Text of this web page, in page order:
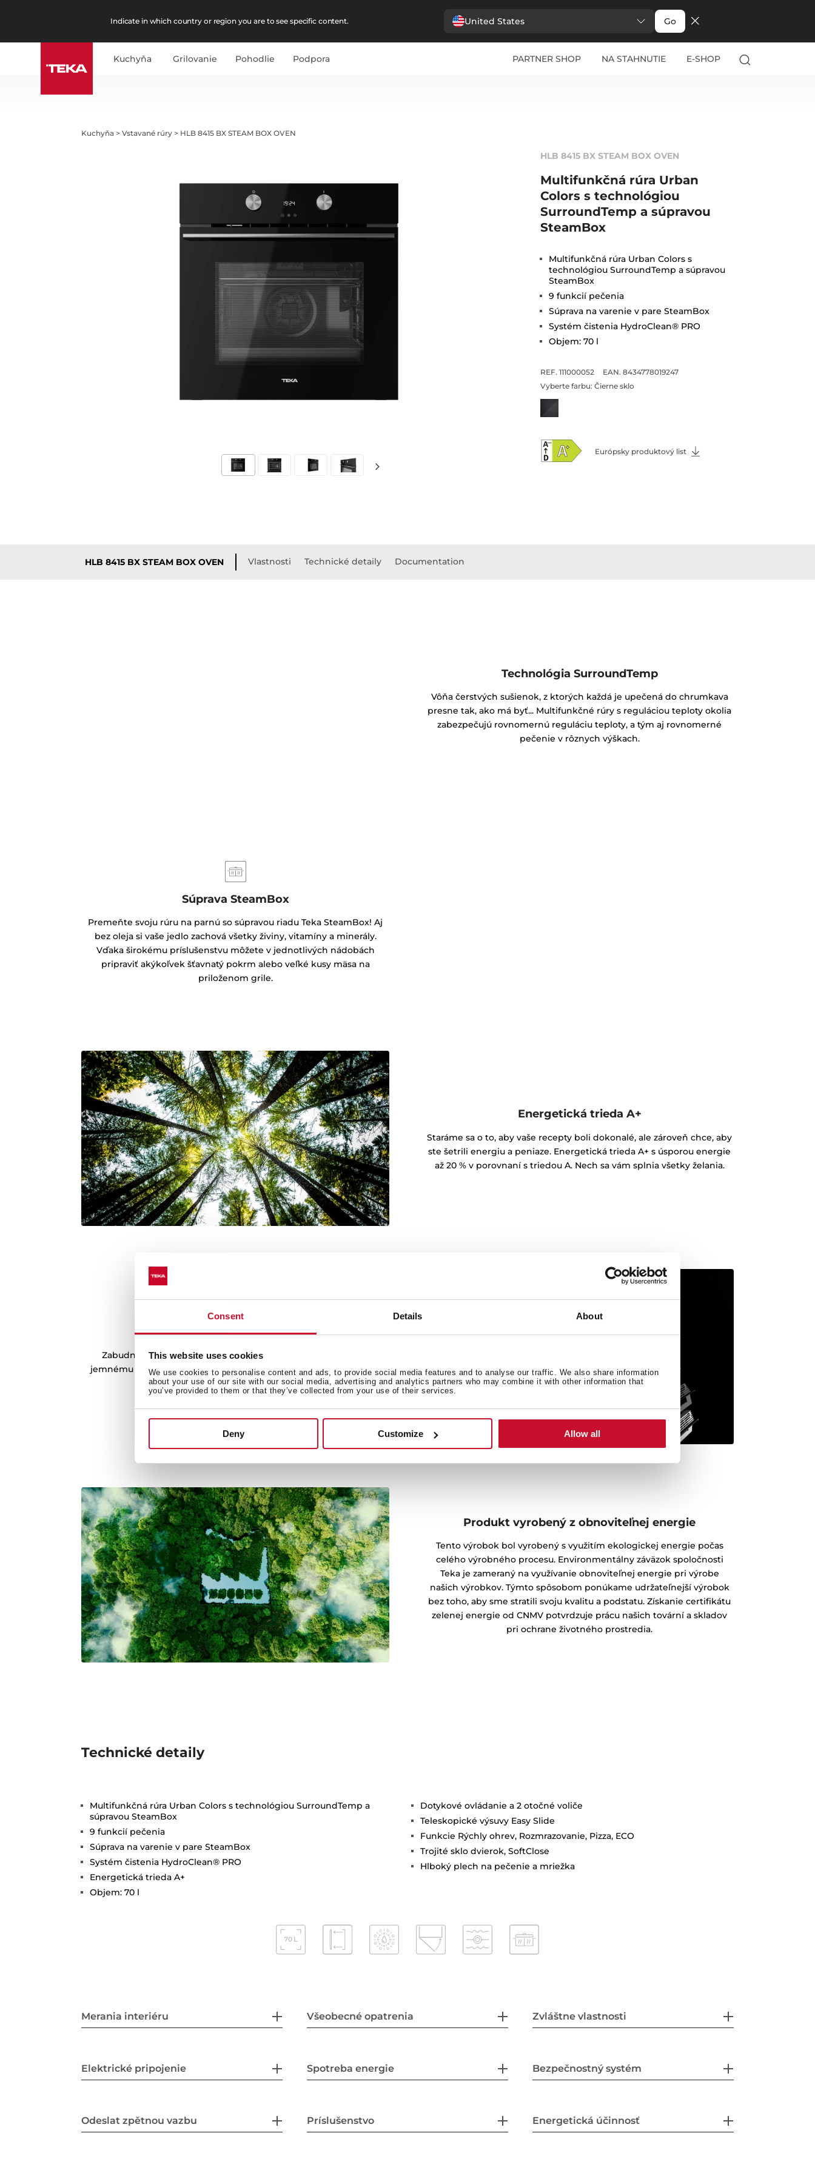
Consent Details About
This website uses cookies
We use cookies to personalise content and ads, to provide social media features and to analyse our traffic. We also share information
about your use of our site with our social media, advertising and analytics partners who may combine it with other information that
you’ve provided to them or that they’ve collected from your use of their services.
Deny Customize Allow all
Indicate in which country or region you are to see specific content. United States Go
Kuchyňa Grilovanie Pohodlie Podpora PARTNER SHOP NA STAHNUTIE E-SHOP
Kuchyňa >Vstavané rúry > HLB 8415 BX STEAM BOX OVEN
HLB 8415 BX STEAM BOX OVEN
Multifunkčná rúra Urban
Colors s technológiou
SurroundTemp a súpravou
SteamBox
Multifunkčná rúra Urban Colors s
technológiou SurroundTemp a súpravou
SteamBox
9 funkcií pečenia
Súprava na varenie v pare SteamBox
Systém čistenia HydroClean® PRO
Objem: 70 l
REF. 111000052
EAN. 8434778019247
Vyberte farbu: Čierne sklo
Európsky produktový list
HLB 8415 BX STEAM BOX OVEN Vlastnosti Technické detaily Documentation
Technológia SurroundTemp
Vôňa čerstvých sušienok, z ktorých každá je upečená do chrumkava
presne tak, ako má byť... Multifunkčné rúry s reguláciou teploty okolia
zabezpečujú rovnomernú reguláciu teploty, a tým aj rovnomerné
pečenie v rôznych výškach.
Súprava SteamBox
Premeňte svoju rúru na parnú so súpravou riadu Teka SteamBox! Aj
bez oleja si vaše jedlo zachová všetky živiny, vitamíny a minerály.
Vďaka širokému príslušenstvu môžete v jednotlivých nádobách
pripraviť akýkoľvek šťavnatý pokrm alebo veľké kusy mäsa na
priloženom grile.
Energetická trieda A+
Staráme sa o to, aby vaše recepty boli dokonalé, ale zároveň chce, aby
ste šetrili energiu a peniaze. Energetická trieda A+ s úsporou energie
až 20 % v porovnaní s triedou A. Nech sa vám splnia všetky želania.
Zabudnite na hlučné zatváranie
Zabudnite na hluk pri zatváraní dvierok rúry vďaka tichému a
jemnému systému zatvárania SoftClose. Odolnosť a bezpečnosť sú
bonusom (a vaše prsty sa vám poďakujú).
Produkt vyrobený z obnoviteľnej energie
Tento výrobok bol vyrobený s využitím ekologickej energie počas
celého výrobného procesu. Environmentálny záväzok spoločnosti
Teka je zameraný na využívanie obnoviteľnej energie pri výrobe
našich výrobkov. Týmto spôsobom ponúkame udržateľnejší výrobok
bez toho, aby sme stratili svoju kvalitu a podstatu. Získanie certifikátu
zelenej energie od CNMV potvrdzuje prácu našich tovární a skladov
pri ochrane životného prostredia.
Technické detaily
Multifunkčná rúra Urban Colors s technológiou SurroundTemp a
súpravou SteamBox
9 funkcií pečenia
Súprava na varenie v pare SteamBox
Systém čistenia HydroClean® PRO
Energetická trieda A+
Objem: 70 l
Dotykové ovládanie a 2 otočné voliče
Teleskopické výsuvy Easy Slide
Funkcie Rýchly ohrev, Rozmrazovanie, Pizza, ECO
Trojité sklo dvierok, SoftClose
Hlboký plech na pečenie a mriežka
Merania interiéru Všeobecné opatrenia Zvláštne vlastnosti
Elektrické pripojenie Spotreba energie Bezpečnostný systém
Odeslat zpětnou vazbu Príslušenstvo Energetická účinnosť